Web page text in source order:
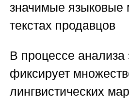
значимые языковые
текстах продавцов
В процессе анализа
фиксирует
лингвистических